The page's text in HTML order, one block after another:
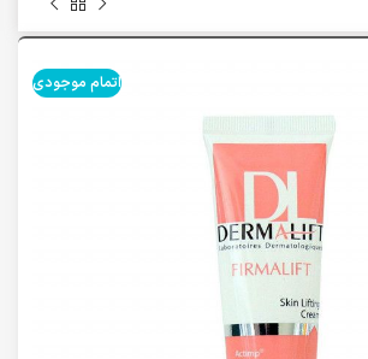
اتمام موجودی